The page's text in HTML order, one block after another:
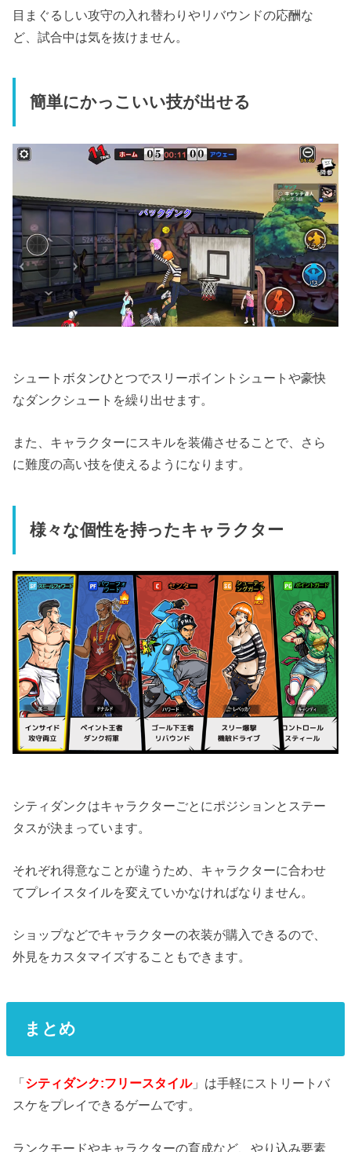
目まぐるしい攻守の入れ替わりやリバウンドの応酬な
ど、試合中は気を抜けません。
簡単にかっこいい技が出せる
シュートボタンひとつでスリーポイントシュートや豪快
なダンクシュートを繰り出せます。
また、キャラクターにスキルを装備させることで、さら
に難度の高い技を使えるようになります。
様々な個性を持ったキャラクター
シティダンクはキャラクターごとにポジションとステー
タスが決まっています。
それぞれ得意なことが違うため、キャラクターに合わせ
てプレイスタイルを変えていかなければなりません。
ショップなどでキャラクターの衣装が購入できるので、
外見をカスタマイズすることもできます。
まとめ
「 シティダンク:フリースタイル」は手軽にストリートバ
スケをプレイできるゲームです。
ランクモードやキャラクターの育成など、やり込み要素